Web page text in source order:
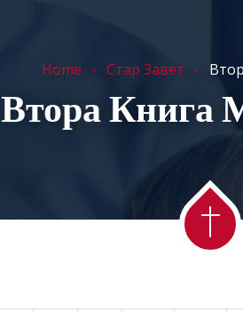
Home Стар Завет
Втора Книга